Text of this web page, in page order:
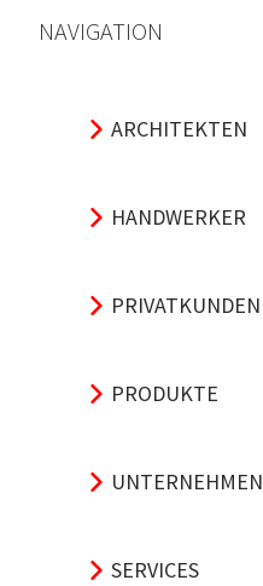
NAVIGATION
ARCHITEKTEN
HANDWERKER
PRIVATKUNDEN
PRODUKTE
UNTERNEHMEN
SERVICES